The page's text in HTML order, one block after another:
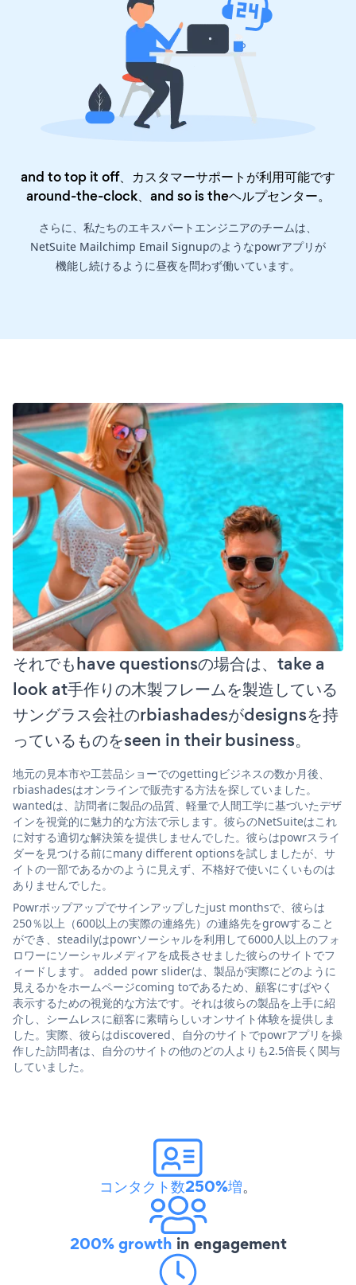
and to top it off、カスタマーサポートが利用可能です
around-the-clock、and so is theヘルプセンター。
さらに、私たちのエキスパートエンジニアのチームは、
NetSuite Mailchimp Email Signupのようなpowrアプリが
機能し続けるように昼夜を問わず働いています。
それでもhave questionsの場合は、take a
look at手作りの木製フレームを製造している
サングラス会社のrbiashadesがdesignsを持
っているものをseen in their business。
地元の見本市や工芸品ショーでのgettingビジネスの数か月後、
rbiashadesはオンラインで販売する方法を探していました。
wantedは、訪問者に製品の品質、軽量で人間工学に基づいたデザ
インを視覚的に魅力的な方法で示します。彼らのNetSuiteはこれ
に対する適切な解決策を提供しませんでした。彼らはpowrスライ
ダーを見つける前にmany different optionsを試しましたが、サ
イトの一部であるかのように見えず、不格好で使いにくいものは
ありませんでした。
Powrポップアップでサインアップしたjust monthsで、彼らは
250％以上（600以上の実際の連絡先）の連絡先をgrowすること
ができ、steadilyはpowrソーシャルを利用して6000人以上のフォ
ロワーにソーシャルメディアを成長させました彼らのサイトでフ
ィードします。 added powr sliderは、製品が実際にどのように
見えるかをホームページcoming toであるため、顧客にすばやく
表示するための視覚的な方法です。それは彼らの製品を上手に紹
介し、シームレスに顧客に素晴らしいオンサイト体験を提供しま
した。実際、彼らはdiscovered、自分のサイトでpowrアプリを操
作した訪問者は、自分のサイトの他のどの人よりも2.5倍長く関与
していました。
コンタクト数250%増。
200% growth in engagement